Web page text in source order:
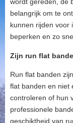
belangrijk om te
kunnen rijden voor
beperken en zo
Zijn run flat
Run flat banden
flat banden en niet
controleren of hun
professionele
geschiktheid van